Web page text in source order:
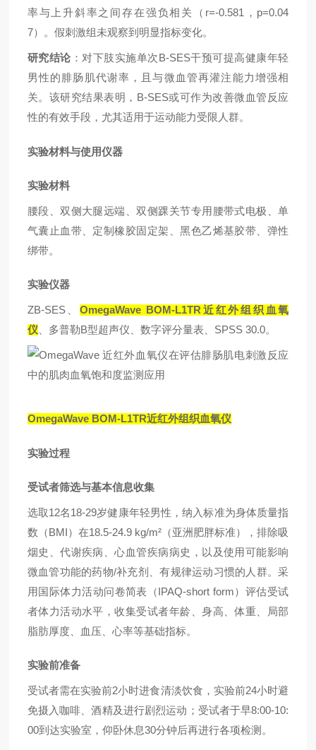
率与上升斜率之间存在强负相关（ r=-0.581， p=0.04
7）。假刺激组未观察到 明显指标变化。
研究结论：对下肢实施单次B-SES干预可提高健康年轻
男性的腓肠肌代谢率，且与微血管再灌注能力增强相
关。该研究结果表明， B-SES或可作为改善微血管反应
性的有效手段，尤其适用于运动能力受限人群。
实验材料与使用仪器
实验材料
腰段、双侧大腿远端、双侧踝关节专用腰带式电极 、单
气囊止血带、 定制橡胶固定架、黑色乙烯基胶带、弹性
绑带。
实验仪器
ZB-SES、OmegaWave BOM-L1TR近红外组织血氧
仪、 多普勒B型超声仪、数字评分量表、 SPSS 30.0。
OmegaWave BOM-L1TR近红外组织血氧仪
实验过程
受试者筛选与基本信息收集
选取12名18-29岁健康年轻男性，纳入标准为身体质量指
数（BMI）在18.5-24.9 kg/m²（亚洲肥胖标准），排除吸
烟史、代谢疾病、心血管疾病病史，以及使用可能影响
微血管功能的药物/补充剂、有规律运动习惯的人群。采
用国际体力活动问卷简表（IPAQ-short form）评估受试
者体力活动水平，收集受试者年龄、身高、体重、局部
脂肪厚度、血压、心率等基础指标。
实验前准备
受试者需在实验前2小时进食清淡饮食，实验前24小时避
免摄入咖啡、酒精及进行剧烈运动；受试者于早8:00-10:
00到达实验室，仰卧休息30分钟后再进行各项检测。